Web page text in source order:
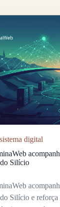
digital
Silício
Silício e reforça